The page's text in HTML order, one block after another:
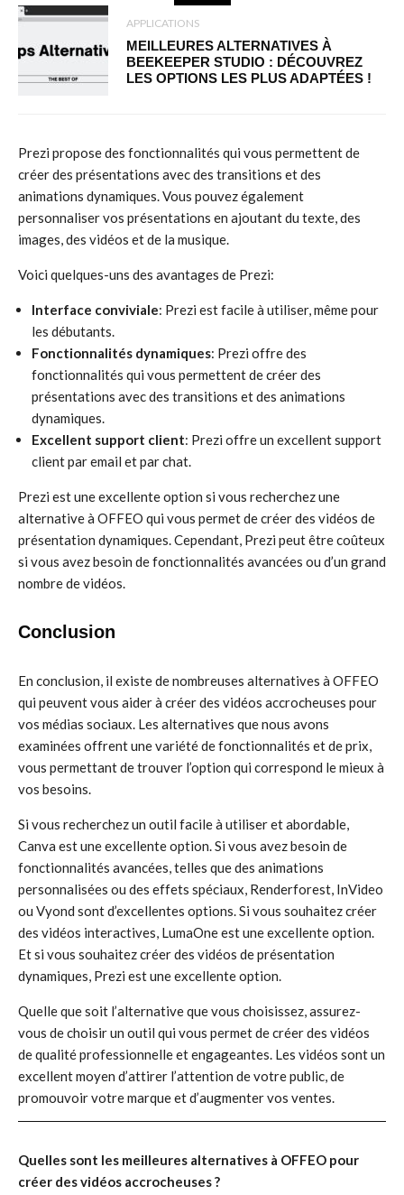
APPLICATIONS
MEILLEURES ALTERNATIVES À
BEEKEEPER STUDIO : DÉCOUVREZ
LES OPTIONS LES PLUS ADAPTÉES !
Prezi propose des fonctionnalités qui vous permettent de
créer des présentations avec des transitions et des
animations dynamiques. Vous pouvez également
personnaliser vos présentations en ajoutant du texte, des
images, des vidéos et de la musique.
Voici quelques-uns des avantages de Prezi:
Interface conviviale: Prezi est facile à utiliser, même pour
les débutants.
Fonctionnalités dynamiques: Prezi offre des
fonctionnalités qui vous permettent de créer des
présentations avec des transitions et des animations
dynamiques.
Excellent support client: Prezi offre un excellent support
client par email et par chat.
Prezi est une excellente option si vous recherchez une
alternative à OFFEO qui vous permet de créer des vidéos de
présentation dynamiques. Cependant, Prezi peut être coûteux
si vous avez besoin de fonctionnalités avancées ou d’un grand
nombre de vidéos.
Conclusion
En conclusion, il existe de nombreuses alternatives à OFFEO
qui peuvent vous aider à créer des vidéos accrocheuses pour
vos médias sociaux. Les alternatives que nous avons
examinées offrent une variété de fonctionnalités et de prix,
vous permettant de trouver l’option qui correspond le mieux à
vos besoins.
Si vous recherchez un outil facile à utiliser et abordable,
Canva est une excellente option. Si vous avez besoin de
fonctionnalités avancées, telles que des animations
personnalisées ou des effets spéciaux, Renderforest, InVideo
ou Vyond sont d’excellentes options. Si vous souhaitez créer
des vidéos interactives, LumaOne est une excellente option.
Et si vous souhaitez créer des vidéos de présentation
dynamiques, Prezi est une excellente option.
Quelle que soit l’alternative que vous choisissez, assurez-
vous de choisir un outil qui vous permet de créer des vidéos
de qualité professionnelle et engageantes. Les vidéos sont un
excellent moyen d’attirer l’attention de votre public, de
promouvoir votre marque et d’augmenter vos ventes.
Quelles sont les meilleures alternatives à OFFEO pour
créer des vidéos accrocheuses ?